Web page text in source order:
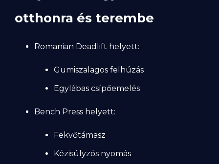
otthonra és terembe
Romanian Deadlift helyett:
Gumiszalagos felhúzás
Egylábas csípőemelés
Bench Press helyett:
Fekvőtámasz
Kézisúlyzós nyomás